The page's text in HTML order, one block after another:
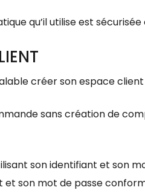
qu’il utilise est
créer son espace
sans création de
son identifiant et son
son mot de passe